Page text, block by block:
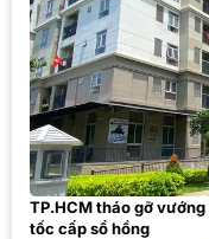
TP.HCM tháo gỡ
tốc cấp sổ hồng